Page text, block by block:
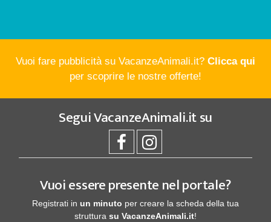
Vuoi fare pubblicità su VacanzeAnimali.it? Clicca qui
per scoprire le nostre offerte!
SeguiVacanzeAnimali.itsu
Vuoi essere presente nel portale?
Registrati in un minuto per creare la scheda della tua
struttura su VacanzeAnimali.it!